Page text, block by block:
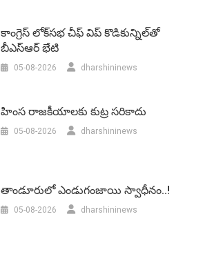
కాంగ్రెస్ లోక్‌సభ చీఫ్ విప్ కొడికున్నిల్‌తో
బీఎస్‌ఆర్‌ భేటి
05-08-2026 dharshininews
హింస రాజకీయాలకు కుట్ర సరికాదు
05-08-2026 dharshininews
తాండూరులో ఎండుగంజాయి స్వాధీనం..!
05-08-2026 dharshininews